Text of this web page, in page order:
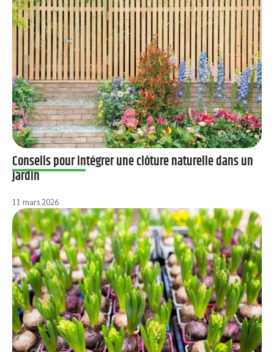
Conseils pour intégrer une clôture naturelle dans un
jardin
11 mars 2026